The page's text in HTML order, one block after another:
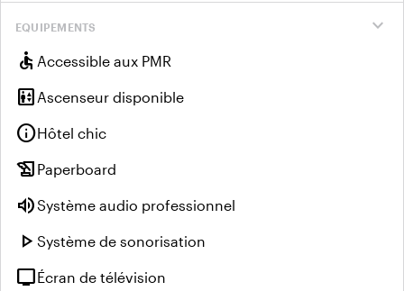
expand_more
EQUIPEMENTS
accessible Accessible aux PMR
elevator Ascenseur disponible
infoHôtel chic
history_edu Paperboard
volume_upSystème audio professionnel
play_arrow Système de sonorisation
tvÉcran de télévision